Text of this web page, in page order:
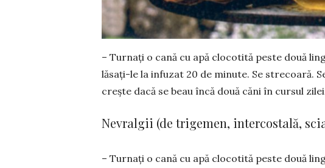
– Turnați o cană cu apă clocotită peste două
lăsa­ți-le la infuzat 20 de minute. Se strecoară.
crește dacă se beau încă două căni în cursul
Nevralgii (de trigemen, intercostală,
– Turnați o cană cu apă clocotită peste două